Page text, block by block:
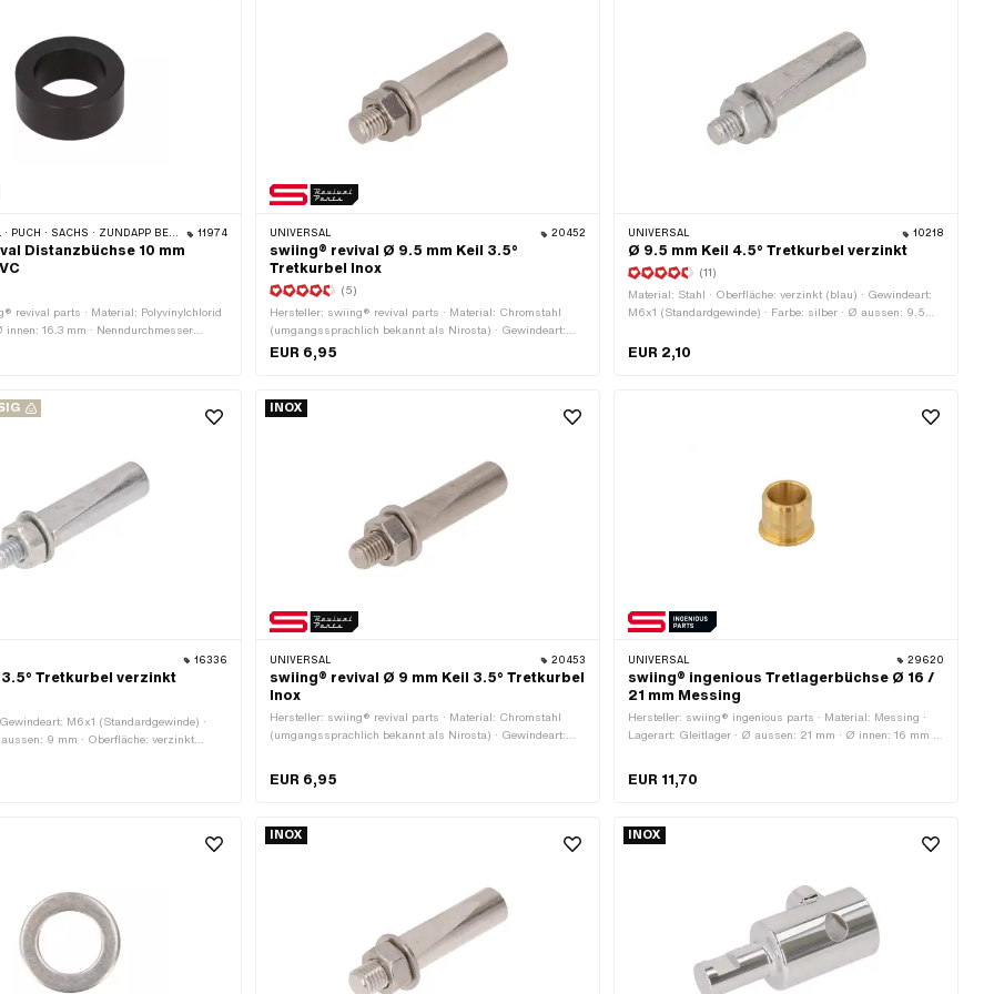
· SACHS · ZÜNDAPP BELMONDO 11974
Distanzbüchse 10 mm
revival parts · Material: Polyvinylchlorid
innen: 16.3 mm · Nenndurchmesser
Ø aussen: 25 mm · Gesamtlänge: 10 mm
UNIVERSAL 20452
swiing® revival Ø 9.5 mm Keil 3.5°
Tretkurbel Inox
(5)
Hersteller: swiing® revival parts · Material: Chromstahl
(umgangssprachlich bekannt als Nirosta) · Gewindeart:
M7x1 (Standardgewinde) · Ø aussen: 9.5 mm · Winkel
EUR 6,95
UNIVERSAL 10218
Ø 9.5 mm Keil 4.5° Tretkurbel verzinkt
(11)
Material: Stahl · Oberfläche: verzinkt (blau) · Gewindeart:
M6x1 (Standardgewinde) · Farbe: silber · Ø aussen: 9.5
EUR 2,10
16336
Tretkurbel verzinkt
M6x1 (Standardgewinde) ·
9 mm · Oberfläche: verzinkt
INOX
UNIVERSAL 20453
swiing® revival Ø 9 mm Keil 3.5° Tretkurbel
Inox
Hersteller: swiing® revival parts · Material: Chromstahl
(umgangssprachlich bekannt als Nirosta) · Gewindeart:
EUR 6,95
UNIVERSAL 29620
swiing® ingenious Tretlagerbüchse Ø 16 /
21 mm Messing
Hersteller: swiing® ingenious parts · Material: Messing ·
Lagerart: Gleitlager · Ø aussen: 21 mm · Ø innen: 16 mm ·
EUR 11,70
INOX INOX